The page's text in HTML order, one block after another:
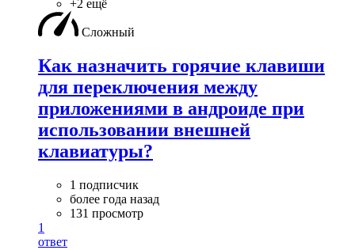
+2 ещё
Сложный
Как назначить горячие клавиши
для переключения между
приложениями в андроиде при
использовании внешней
клавиатуры?
1 подписчик
более года назад
131 просмотр
1
ответ